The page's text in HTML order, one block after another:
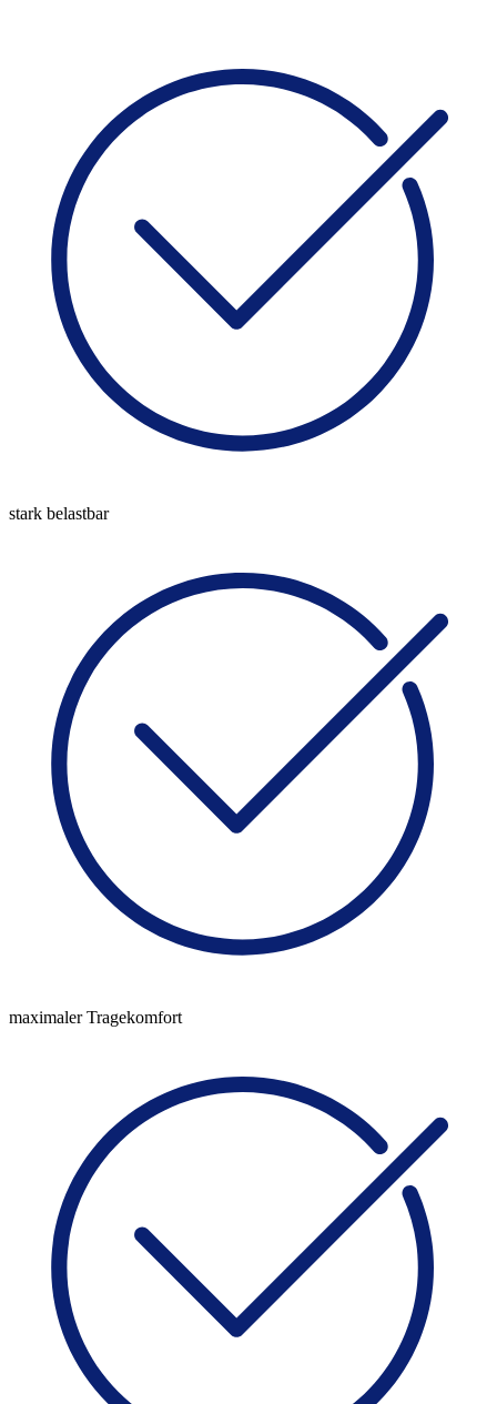
stark belastbar
maximaler Tragekomfort